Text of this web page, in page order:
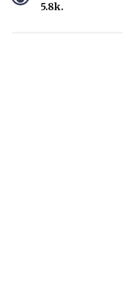
5.8k.